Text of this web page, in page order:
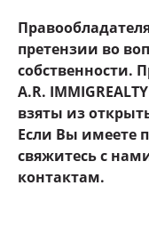
претензии во
собственности.
A.R.
взяты из
Если Вы имеете
свяжитесь с
контактам.